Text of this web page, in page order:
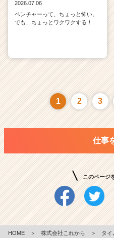
2026.07.06
ベンチャーって、ちょっと怖い。
でも、ちょっとワクワクする！
1 2 3
仕事
このページ
HOME ＞ 株式会社これから ＞ タイ